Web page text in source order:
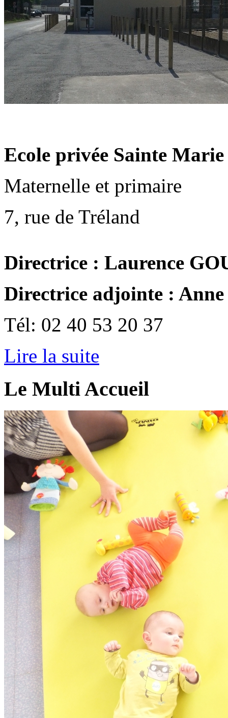
Ecole privée Sainte Marie
Maternelle et primaire
7, rue de Tréland
Directrice : Laurence
Directrice adjointe :
Tél: 02 40 53 20 37
Lire la suite
Le Multi Accueil